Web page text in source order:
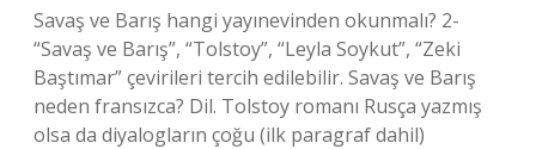
Savaş ve Barış hangi yayınevinden okunmalı? 2-
“Savaş ve Barış”, “Tolstoy”, “Leyla Soykut”, “Zeki
Baştımar” çevirileri tercih edilebilir. Savaş ve Barış
neden fransızca? Dil. Tolstoy romanı Rusça yazmış
olsa da diyalogların çoğu (ilk paragraf dahil)